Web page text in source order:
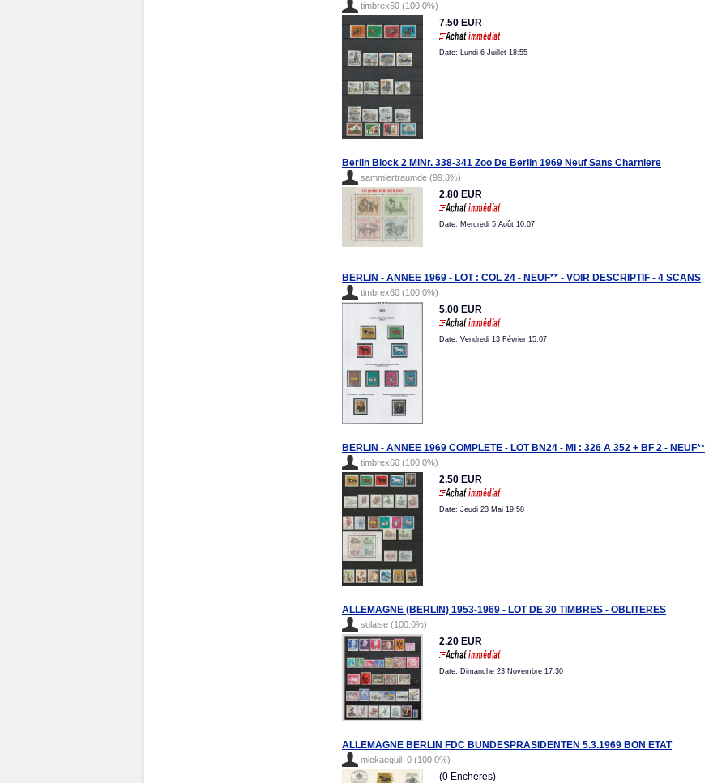
timbrex60 (100.0%)
7.50 EUR
Date: Lundi 6 Juillet 18:55
Berlin Block 2 MiNr. 338-341 Zoo De Berlin 1969 Neuf Sans Charniere
sammlertraumde (99.8%)
2.80 EUR
Date: Mercredi 5 Août 10:07
BERLIN - ANNEE 1969 - LOT : COL 24 - NEUF** - VOIR DESCRIPTIF - 4 SCANS
timbrex60 (100.0%)
5.00 EUR
Date: Vendredi 13 Février 15:07
BERLIN - ANNEE 1969 COMPLETE - LOT BN24 - MI : 326 A 352 + BF 2 - NEUF**
timbrex60 (100.0%)
2.50 EUR
Date: Jeudi 23 Mai 19:58
ALLEMAGNE (BERLIN) 1953-1969 - LOT DE 30 TIMBRES - OBLITERES
solaise (100.0%)
2.20 EUR
Date: Dimanche 23 Novembre 17:30
ALLEMAGNE BERLIN FDC BUNDESPRASIDENTEN 5.3.1969 BON ETAT
mickaeguil_0 (100.0%)
(0 Enchères)